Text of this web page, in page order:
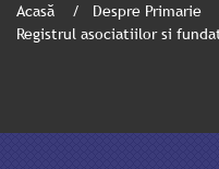
Acasă
Despre Primarie
Registrul asociatiilor si